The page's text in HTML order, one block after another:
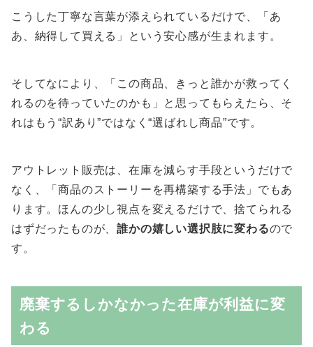
こうした丁寧な言葉が添えられているだけで、「あ
あ、納得して買える」という安心感が生まれます。
そしてなにより、「この商品、きっと誰かが救ってく
れるのを待っていたのかも」と思ってもらえたら、そ
れはもう“訳あり”ではなく“選ばれし商品”です。
アウトレット販売は、在庫を減らす手段というだけで
なく、「商品のストーリーを再構築する手法」でもあ
ります。ほんの少し視点を変えるだけで、捨てられる
はずだったものが、誰かの嬉しい選択肢に変わるので
す。
廃棄するしかなかった在庫が利益に変
わる